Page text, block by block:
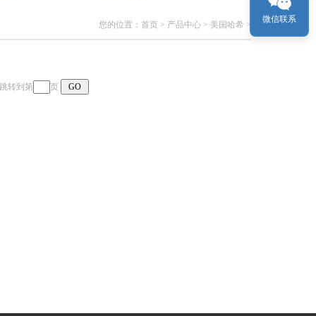
您的位置： 首页 > 产品中心 > 美国哈希 >
转到第 页
微信联系